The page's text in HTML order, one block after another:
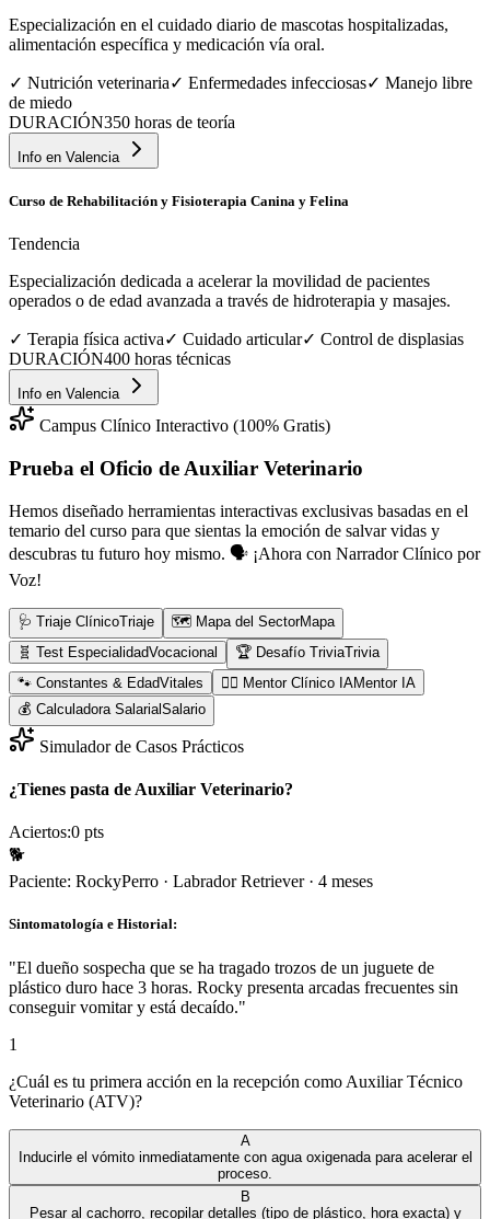
Especialización en el cuidado diario de mascotas hospitalizadas,
alimentación específica y medicación vía oral.
✓ Nutrición veterinaria✓ Enfermedades infecciosas✓ Manejo libre
de miedo
DURACIÓN350 horas de teoría
Info en Valencia
Curso de Rehabilitación y Fisioterapia Canina y Felina
Tendencia
Especialización dedicada a acelerar la movilidad de pacientes
operados o de edad avanzada a través de hidroterapia y masajes.
✓ Terapia física activa✓ Cuidado articular✓ Control de displasias
DURACIÓN400 horas técnicas
Info en Valencia
Campus Clínico Interactivo (100% Gratis)
Prueba el Oficio de Auxiliar Veterinario
Hemos diseñado herramientas interactivas exclusivas basadas en el
temario del curso para que sientas la emoción de salvar vidas y
descubras tu futuro hoy mismo. 🗣️ ¡Ahora con Narrador Clínico por
Voz!
🩺 Triaje ClínicoTriaje 🗺️ Mapa del SectorMapa
🧬 Test EspecialidadVocacional 🏆 Desafío TriviaTrivia
🐾 Constantes & EdadVitales 👨‍⚕️ Mentor Clínico IAMentor IA
💰 Calculadora SalarialSalario
Simulador de Casos Prácticos
¿Tienes pasta de Auxiliar Veterinario?
Aciertos:0 pts
🐕
Paciente: RockyPerro · Labrador Retriever· 4 meses
Sintomatología e Historial:
"El dueño sospecha que se ha tragado trozos de un juguete de
plástico duro hace 3 horas. Rocky presenta arcadas frecuentes sin
conseguir vomitar y está decaído."
1
¿Cuál es tu primera acción en la recepción como Auxiliar Técnico
Veterinario (ATV)?
A
Inducirle el vómito inmediatamente con agua oxigenada para acelerar el
proceso.
B
Pesar al cachorro, recopilar detalles (tipo de plástico, hora exacta) y